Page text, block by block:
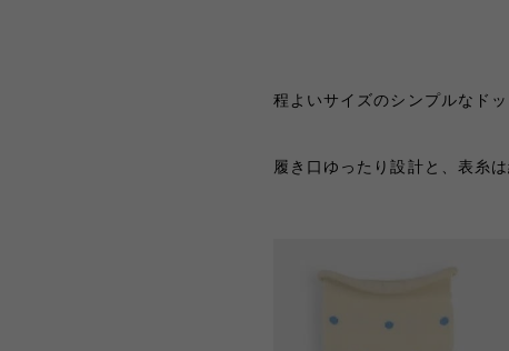
程よいサイズのシンプルなド
履き口ゆったり設計と、表糸